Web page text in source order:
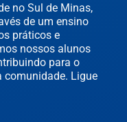
no Sul de Minas,
de um ensino
práticos e
nossos alunos
para o
comunidade. Ligue